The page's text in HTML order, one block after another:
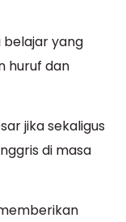
belajar yang
huruf dan
jika sekaligus
di masa